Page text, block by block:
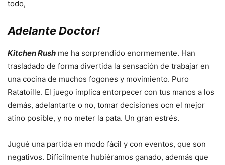
todo,
Adelante Doctor!
Kitchen Rush me ha sorprendido enormemente. Han
trasladado de forma divertida la sensación de trabajar en
una cocina de muchos fogones y movimiento. Puro
Ratatoille. El juego implica entorpecer con tus manos a los
demás, adelantarte o no, tomar decisiones ocn el mejor
atino posible, y no meter la pata. Un gran estrés.
Jugué una partida en modo fácil y con eventos, que son
negativos. Difícilmente hubiéramos ganado, además que